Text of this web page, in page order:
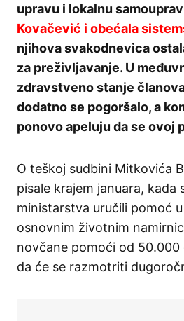
upravu i lokalnu
Kovačević i obećala
njihova svakodnevica
za preživljavanje. U
zdravstveno stanje
dodatno se pogoršalo, a
ponovo apeluju da se ovoj
O teškoj sudbini Mitkovića
pisale krajem januara, kada
ministarstva uručili pomoć
osnovnim životnim
novčane pomoći od 50.000
da će se razmotriti